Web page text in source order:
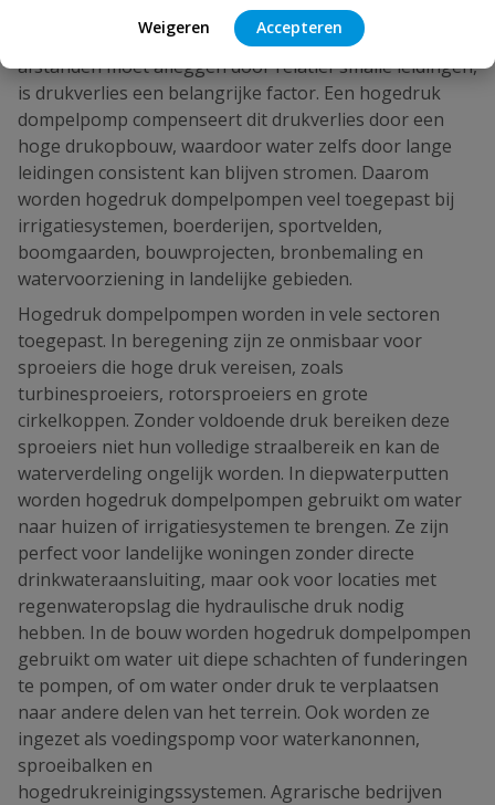
Weigeren Accepteren
Daarnaast zijn ze zeer efficiënt doordat ze natuurlijke
waterkoeling hebben. In situaties waar water grote
afstanden moet afleggen door relatief smalle leidingen,
is drukverlies een belangrijke factor. Een hogedruk
dompelpomp compenseert dit drukverlies door een
hoge drukopbouw, waardoor water zelfs door lange
leidingen consistent kan blijven stromen. Daarom
worden hogedruk dompelpompen veel toegepast bij
irrigatiesystemen, boerderijen, sportvelden,
boomgaarden, bouwprojecten, bronbemaling en
watervoorziening in landelijke gebieden.
Hogedruk dompelpompen worden in vele sectoren
toegepast. In beregening zijn ze onmisbaar voor
sproeiers die hoge druk vereisen, zoals
turbinesproeiers, rotorsproeiers en grote
cirkelkoppen. Zonder voldoende druk bereiken deze
sproeiers niet hun volledige straalbereik en kan de
waterverdeling ongelijk worden. In diepwaterputten
worden hogedruk dompelpompen gebruikt om water
naar huizen of irrigatiesystemen te brengen. Ze zijn
perfect voor landelijke woningen zonder directe
drinkwateraansluiting, maar ook voor locaties met
regenwateropslag die hydraulische druk nodig
hebben. In de bouw worden hogedruk dompelpompen
gebruikt om water uit diepe schachten of funderingen
te pompen, of om water onder druk te verplaatsen
naar andere delen van het terrein. Ook worden ze
ingezet als voedingspomp voor waterkanonnen,
sproeibalken en
hogedrukreinigingssystemen. Agrarische bedrijven